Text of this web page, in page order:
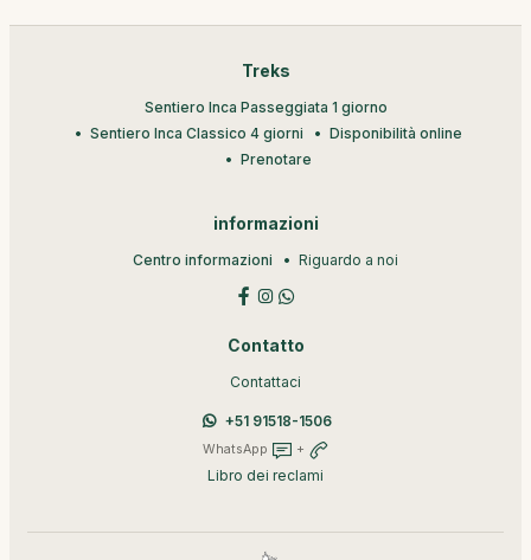
Treks
Sentiero Inca Passeggiata 1 giorno
Sentiero Inca Classico 4 giorni
Disponibilità online
Prenotare
informazioni
Centro informazioni Riguardo a noi
Contatto
Contattaci
+51 91518-1506
WhatsApp +
Libro dei reclami